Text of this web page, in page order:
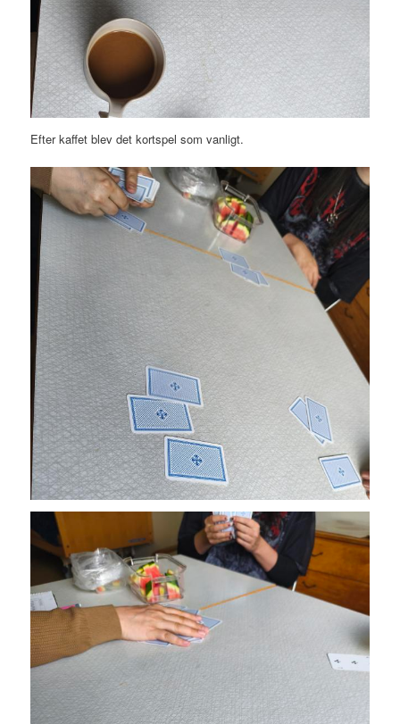
Efter kaffet blev det kortspel som vanligt.